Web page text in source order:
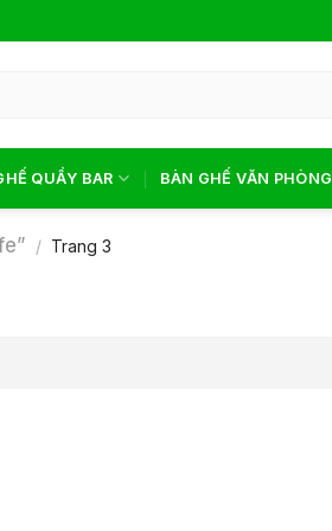
QUẦY BAR BÀN GHẾ VĂN PHÒNG
/ Trang 3